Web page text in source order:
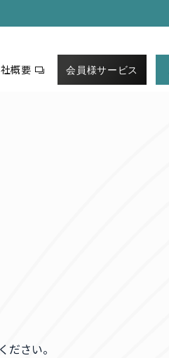
概要 会員様サービス
ださい。